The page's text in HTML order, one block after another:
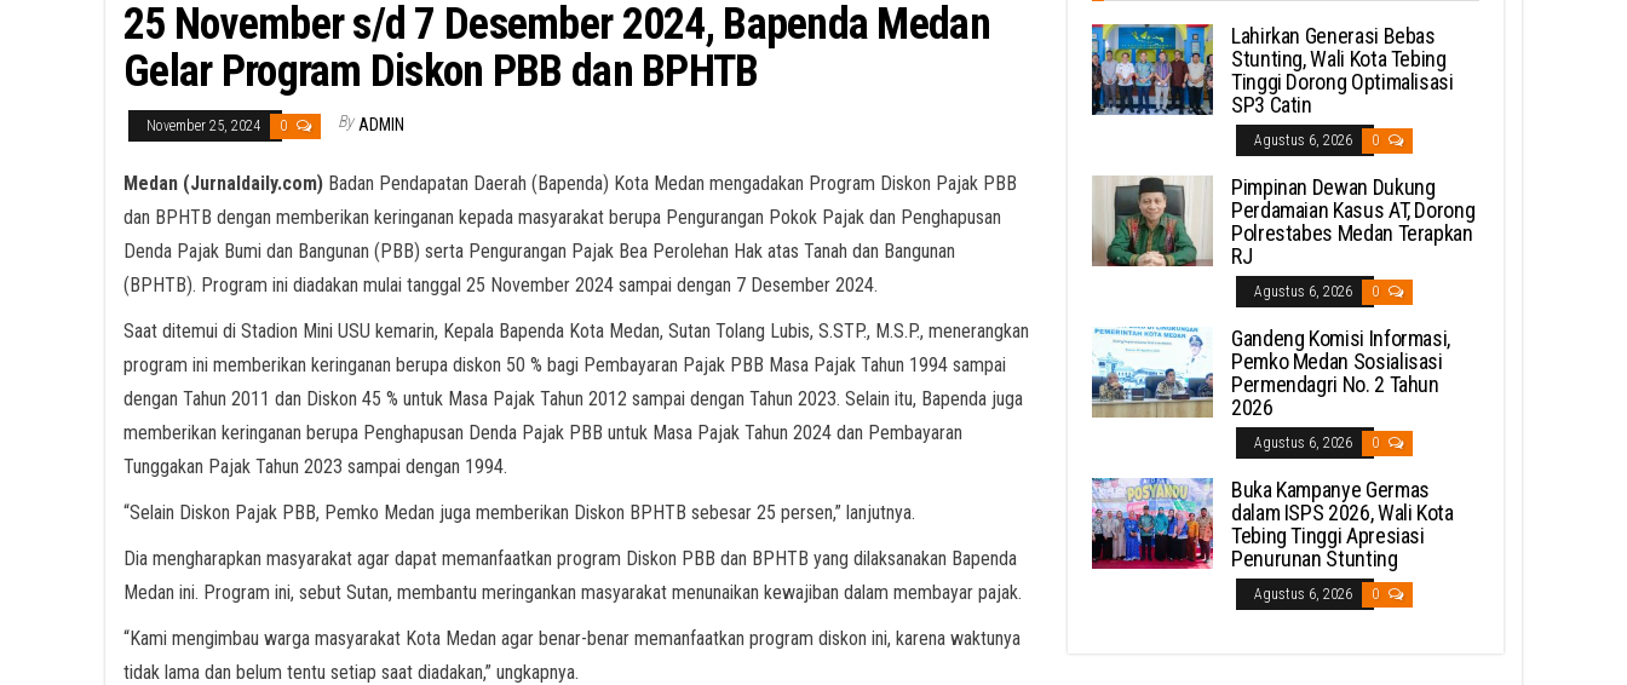
25 November s/d 7 Desember 2024, Bapenda Medan
Gelar Program Diskon PBB dan BPHTB
November 25, 2024 0 By ADMIN
Medan (Jurnaldaily.com) Badan Pendapatan Daerah (Bapenda) Kota Medan mengadakan Program Diskon Pajak PBB
dan BPHTB dengan memberikan keringanan kepada masyarakat berupa Pengurangan Pokok Pajak dan Penghapusan
Denda Pajak Bumi dan Bangunan (PBB) serta Pengurangan Pajak Bea Perolehan Hak atas Tanah dan Bangunan
(BPHTB). Program ini diadakan mulai tanggal 25 November 2024 sampai dengan 7 Desember 2024.
Saat ditemui di Stadion Mini USU kemarin, Kepala Bapenda Kota Medan, Sutan Tolang Lubis, S.STP., M.S.P., menerangkan
program ini memberikan keringanan berupa diskon 50 % bagi Pembayaran Pajak PBB Masa Pajak Tahun 1994 sampai
dengan Tahun 2011 dan Diskon 45 % untuk Masa Pajak Tahun 2012 sampai dengan Tahun 2023. Selain itu, Bapenda juga
memberikan keringanan berupa Penghapusan Denda Pajak PBB untuk Masa Pajak Tahun 2024 dan Pembayaran
Tunggakan Pajak Tahun 2023 sampai dengan 1994.
“Selain Diskon Pajak PBB, Pemko Medan juga memberikan Diskon BPHTB sebesar 25 persen,” lanjutnya.
Dia mengharapkan masyarakat agar dapat memanfaatkan program Diskon PBB dan BPHTB yang dilaksanakan Bapenda
Medan ini. Program ini, sebut Sutan, membantu meringankan masyarakat menunaikan kewajiban dalam membayar pajak.
“Kami mengimbau warga masyarakat Kota Medan agar benar-benar memanfaatkan program diskon ini, karena waktunya
tidak lama dan belum tentu setiap saat diadakan,” ungkapnya.
Lahirkan Generasi Bebas
Stunting, Wali Kota Tebing
Tinggi Dorong Optimalisasi
SP3 Catin
Agustus 6, 2026 0
Pimpinan Dewan Dukung
Perdamaian Kasus AT, Dorong
Polrestabes Medan Terapkan
RJ
Agustus 6, 2026 0
Gandeng Komisi Informasi,
Pemko Medan Sosialisasi
Permendagri No. 2 Tahun
2026
Agustus 6, 2026 0
Buka Kampanye Germas
dalam ISPS 2026, Wali Kota
Tebing Tinggi Apresiasi
Penurunan Stunting
Agustus 6, 2026 0